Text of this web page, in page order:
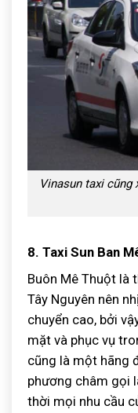
Vinasun taxi cũng
8. Taxi Sun Ban
Buôn Mê Thuột là
Tây Nguyên nên
chuyển cao, bởi
mặt và phục vụ
cũng là một hãng
phương châm gọi
thời mọi nhu cầu